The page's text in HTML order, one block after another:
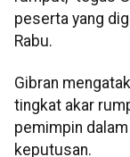
peserta yang
Rabu.
Gibran
tingkat akar
pemimpin
keputusan.